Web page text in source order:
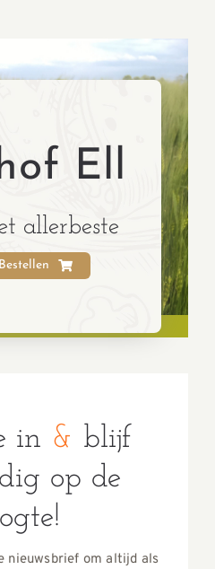
Ell
allerbeste
in & blijf
op de
nieuwsbrief om altijd als